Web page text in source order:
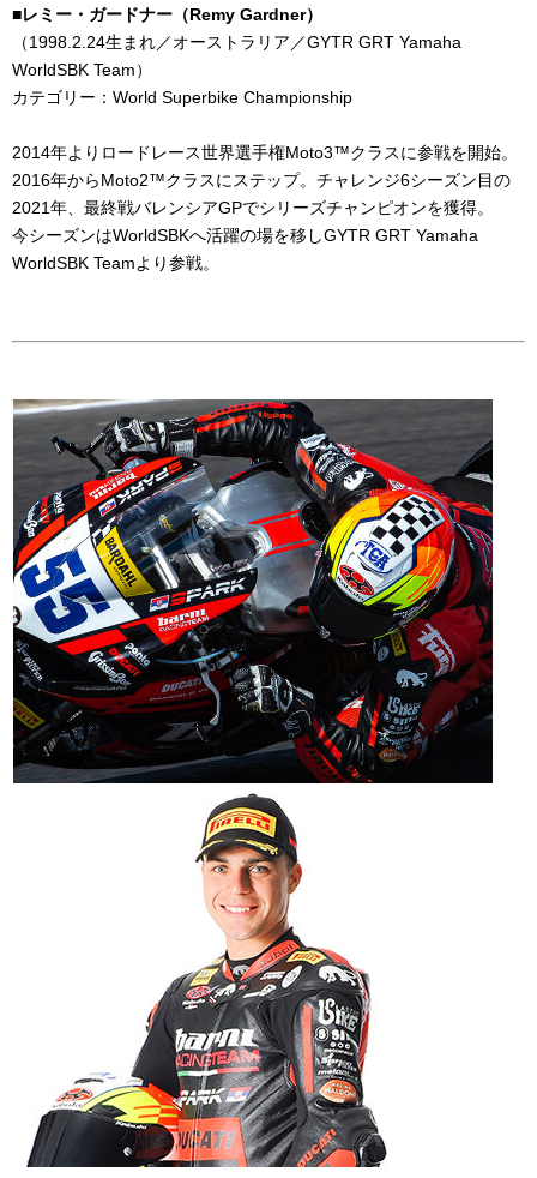
■レミー・ガードナー（Remy Gardner）
（1998.2.24生まれ／オーストラリア／GYTR GRT Yamaha
WorldSBK Team）
カテゴリー： World Superbike Championship
2014年よりロードレース世界選手権Moto3™クラスに参戦を開始。
2016年からMoto2™クラスにステップ。チャレンジ6シーズン目の
2021年、最終戦バレンシアGPでシリーズチャンピオンを獲得。
今シーズンはWorldSBKへ活躍の場を移しGYTR GRT Yamaha
WorldSBK Teamより参戦。